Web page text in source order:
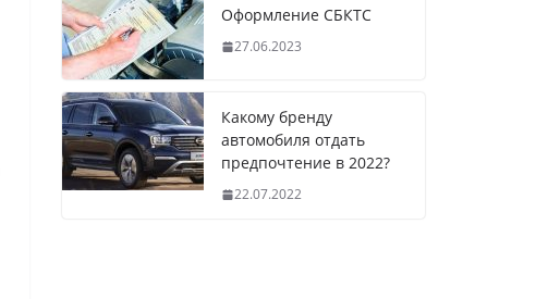
Оформление СБКТС
27.06.2023
Какому бренду
автомобиля отдать
предпочтение в 2022?
22.07.2022